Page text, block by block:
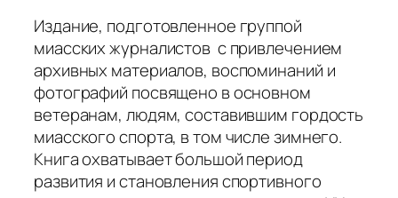
Издание, подготовленное группой
миасских журналистов с привлечением
архивных материалов, воспоминаний и
фотографий посвящено в основном
ветеранам, людям, составившим гордость
миасского спорта, в том числе зимнего.
Книга охватывает большой период
развития и становления спортивного